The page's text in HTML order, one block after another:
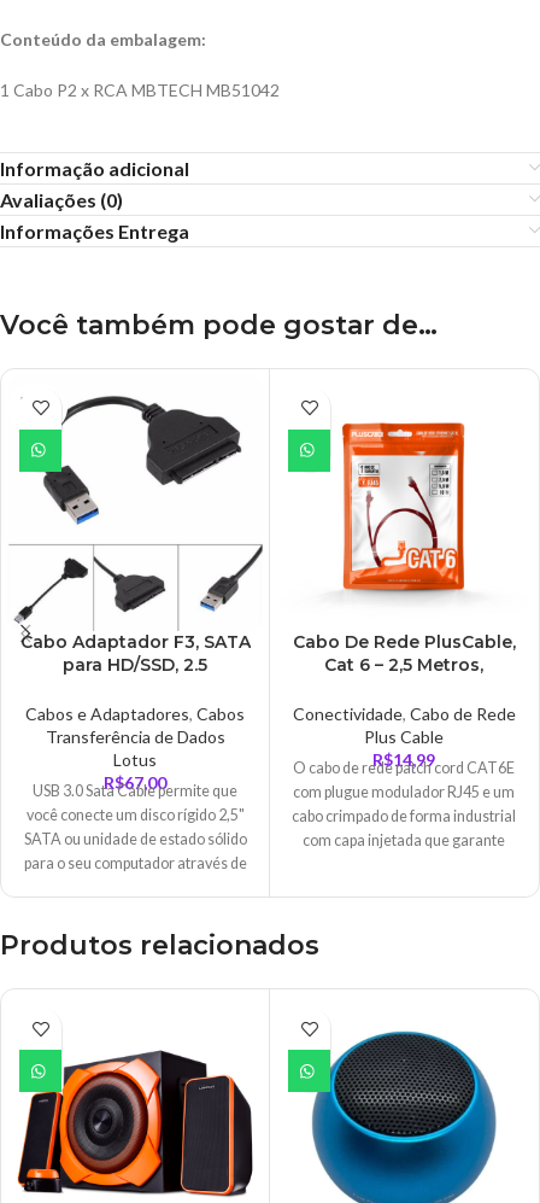
Conteúdo da embalagem:
1 Cabo P2 x RCA MBTECH MB51042
Informação adicional
Avaliações (0)
Informações Entrega
Você também pode gostar de…
ESGO
TADO
Cabo Adaptador F3, SATA
para HD/SSD, 2.5
USB3.0
Cabos e Adaptadores, Cabos
Transferência de Dados
Lotus
R$67,00
USB 3.0 Sata Cable permite que
você conecte um disco rígido 2,5"
SATA ou unidade de estado sólido
para o seu computador através de
disco rígido em seu laptop,
adicionando um SSD externo via
Cabo De Rede PlusCable,
Cat 6 – 2,5 Metros,
ETH6U25RD
Conectividade, Cabo de Rede
Plus Cable
R$14,99
O cabo de rede patch cord CAT6E
com plugue modulador RJ45 e um
cabo crimpado de forma industrial
com capa injetada que garante
ideal para conectar pontos de rede
Panels aos equipamentos ativos da
entre outros.
Produtos relacionados